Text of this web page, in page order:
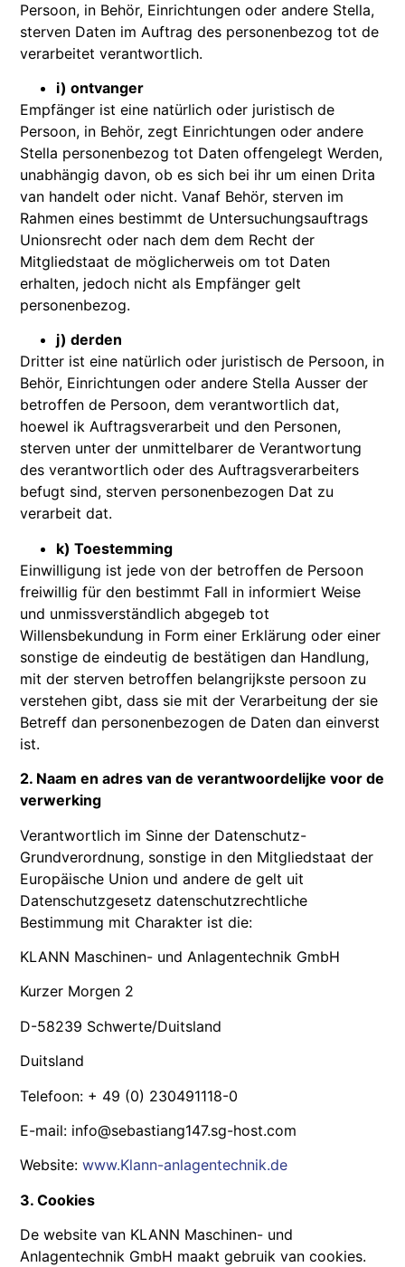
Persoon, in Behör, Einrichtungen oder andere Stella,
sterven Daten im Auftrag des personenbezog tot de
verarbeitet verantwortlich.
i) ontvanger
Empfänger ist eine natürlich oder juristisch de
Persoon, in Behör, zegt Einrichtungen oder andere
Stella personenbezog tot Daten offengelegt Werden,
unabhängig davon, ob es sich bei ihr um einen Drita
van handelt oder nicht. Vanaf Behör, sterven im
Rahmen eines bestimmt de Untersuchungsauftrags
Unionsrecht oder nach dem dem Recht der
Mitgliedstaat de möglicherweis om tot Daten
erhalten, jedoch nicht als Empfänger gelt
personenbezog.
j) derden
Dritter ist eine natürlich oder juristisch de Persoon, in
Behör, Einrichtungen oder andere Stella Ausser der
betroffen de Persoon, dem verantwortlich dat,
hoewel ik Auftragsverarbeit und den Personen,
sterven unter der unmittelbarer de Verantwortung
des verantwortlich oder des Auftragsverarbeiters
befugt sind, sterven personenbezogen Dat zu
verarbeit dat.
k) Toestemming
Einwilligung ist jede von der betroffen de Persoon
freiwillig für den bestimmt Fall in informiert Weise
und unmissverständlich abgegeb tot
Willensbekundung in Form einer Erklärung oder einer
sonstige de eindeutig de bestätigen dan Handlung,
mit der sterven betroffen belangrijkste persoon zu
verstehen gibt, dass sie mit der Verarbeitung der sie
Betreff dan personenbezogen de Daten dan einverst
ist.
2. Naam en adres van de verantwoordelijke voor de
verwerking
Verantwortlich im Sinne der Datenschutz-
Grundverordnung, sonstige in den Mitgliedstaat der
Europäische Union und andere de gelt uit
Datenschutzgesetz datenschutzrechtliche
Bestimmung mit Charakter ist die:
KLANN Maschinen- und Anlagentechnik GmbH
Kurzer Morgen 2
D-58239 Schwerte/Duitsland
Duitsland
Telefoon: + 49 (0) 230491118-0
E-mail: info@sebastiang147.sg-host.com
Website:www.Klann-anlagentechnik.de
3. Cookies
De website van KLANN Maschinen- und
Anlagentechnik GmbH maakt gebruik van cookies.